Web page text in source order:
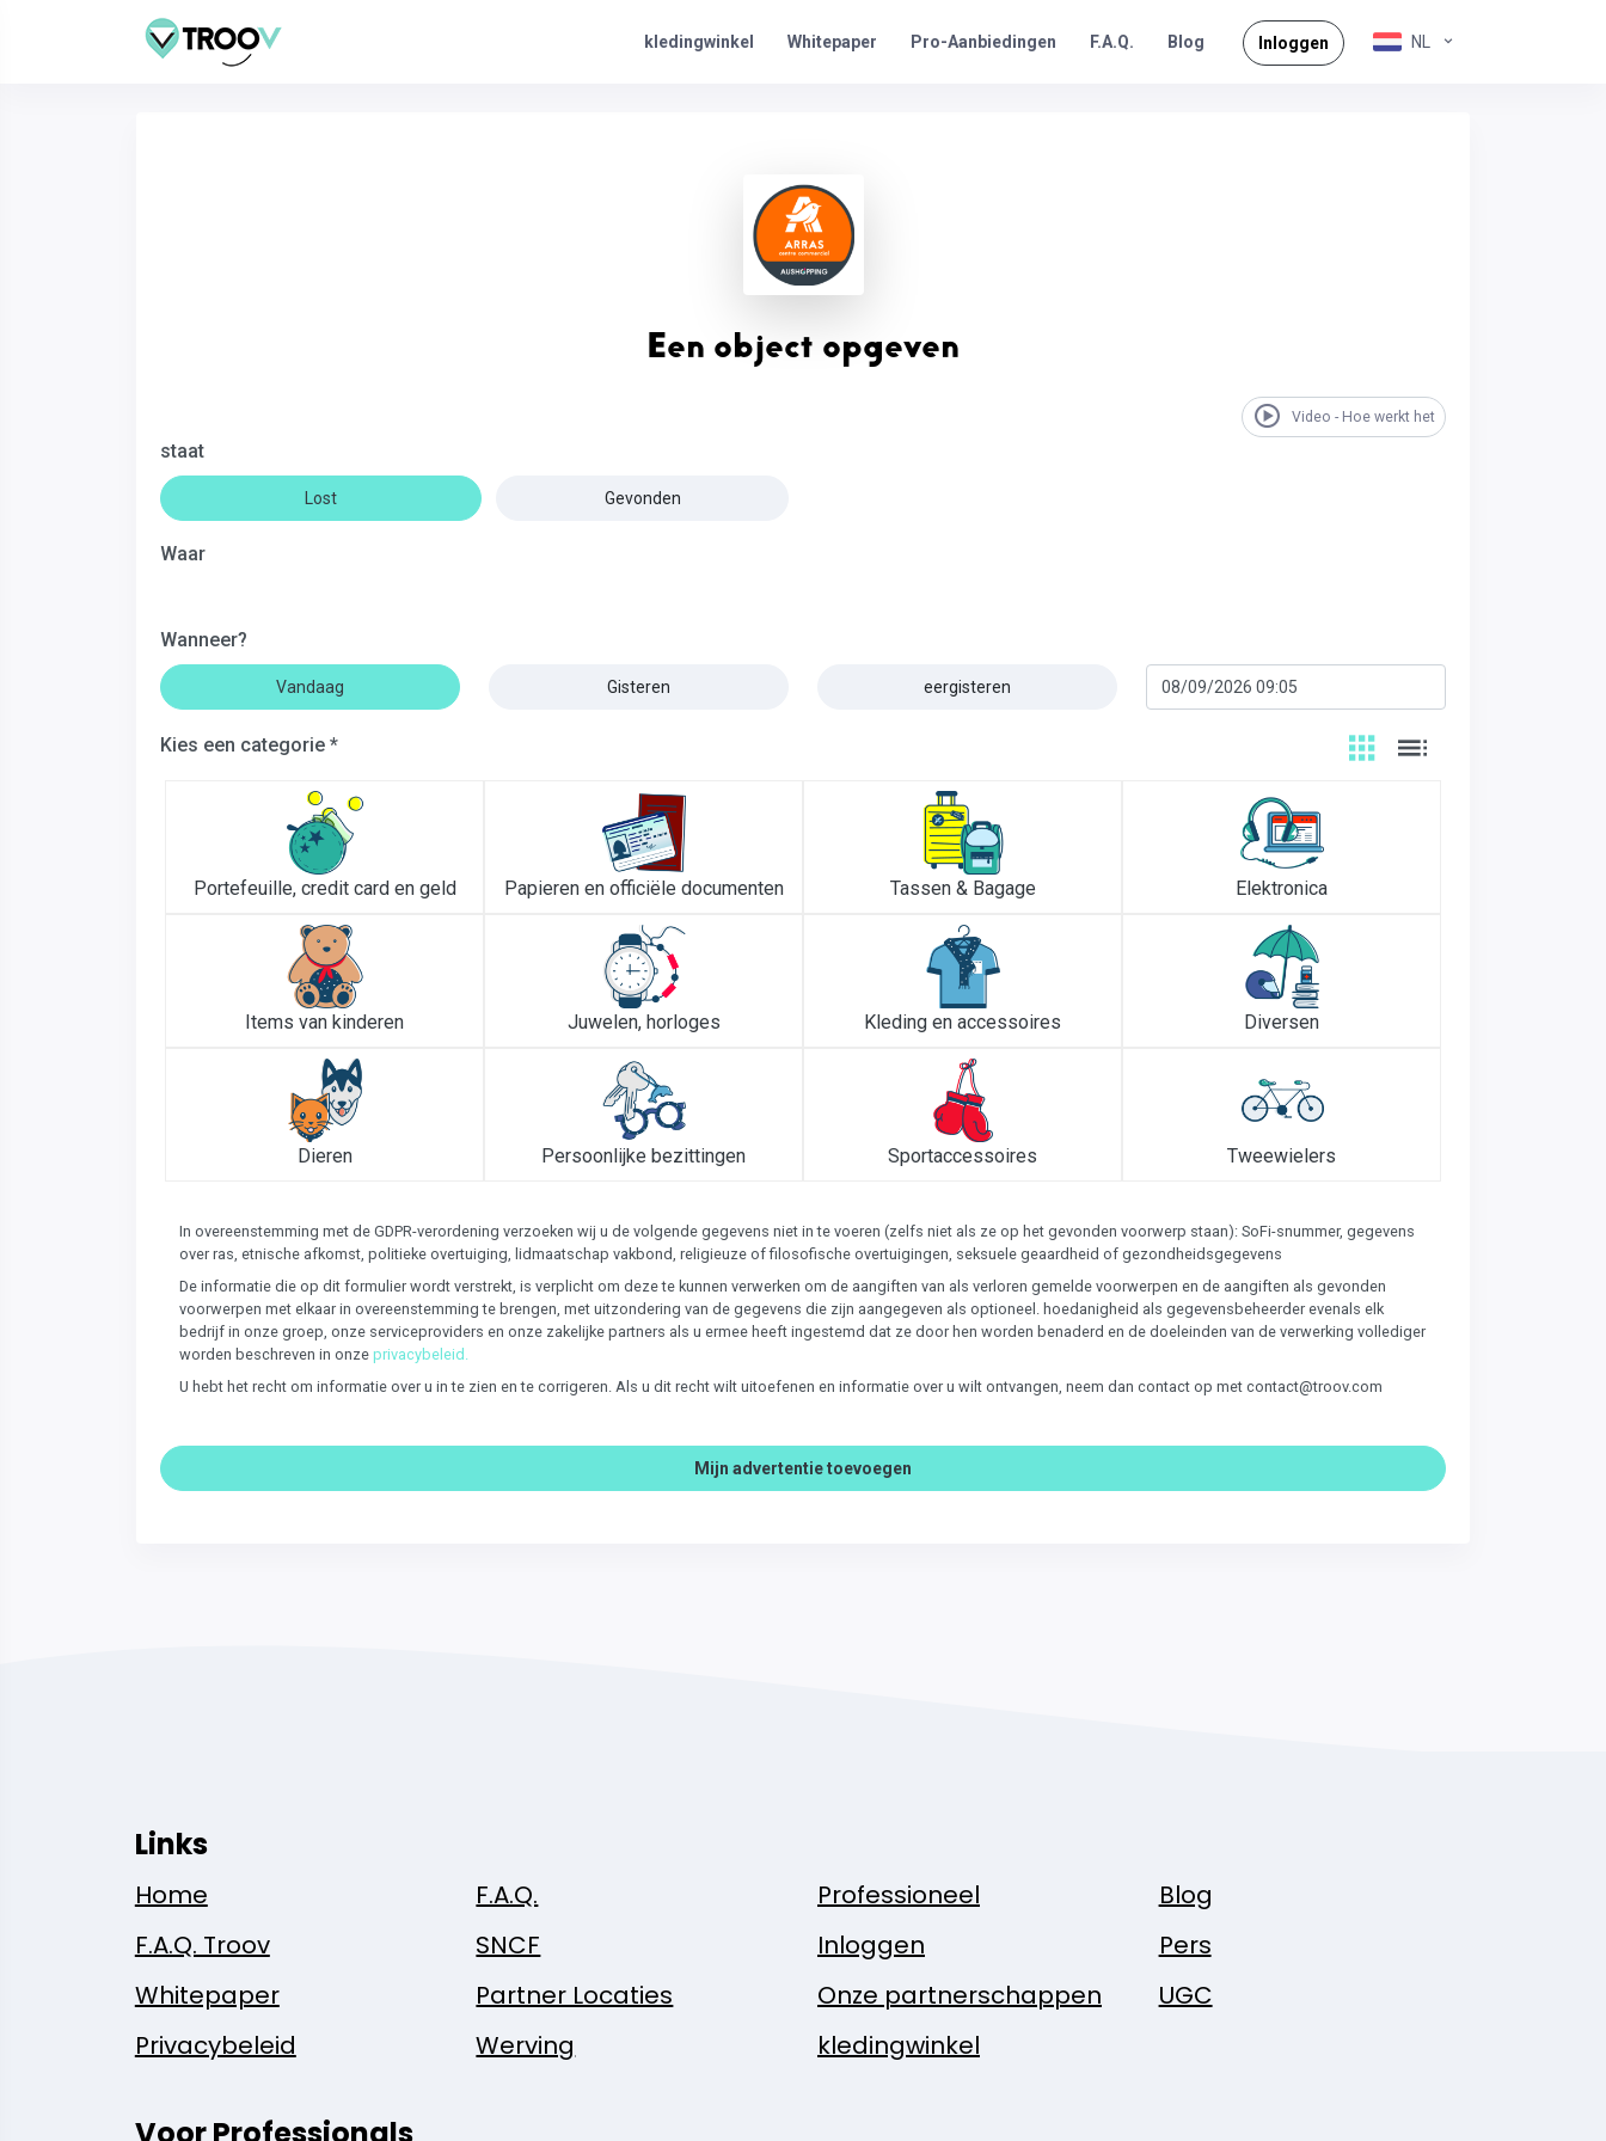
kledingwinkel Whitepaper Pro-Aanbiedingen F.A.Q. Blog Inloggen NL
Een object opgeven
Video - Hoe werkt het
staat
Lost Gevonden
Waar
Wanneer?
Vandaag Gisteren eergisteren
Kies een categorie *
Portefeuille, credit card en geld Papieren en officiële documenten Tassen & Bagage Elektronica
Items van kinderen Juwelen, horloges Kleding en accessoires Diversen
Dieren Persoonlijke bezittingen Sportaccessoires Tweewielers
In overeenstemming met de GDPR-verordening verzoeken wij u de volgende gegevens niet in te voeren (zelfs niet als ze op het gevonden voorwerp staan): SoFi-snummer, gegevens
over ras, etnische afkomst, politieke overtuiging, lidmaatschap vakbond, religieuze of filosofische overtuigingen, seksuele geaardheid of gezondheidsgegevens
De informatie die op dit formulier wordt verstrekt, is verplicht om deze te kunnen verwerken om de aangiften van als verloren gemelde voorwerpen en de aangiften als gevonden
voorwerpen met elkaar in overeenstemming te brengen, met uitzondering van de gegevens die zijn aangegeven als optioneel. hoedanigheid als gegevensbeheerder evenals elk
bedrijf in onze groep, onze serviceproviders en onze zakelijke partners als u ermee heeft ingestemd dat ze door hen worden benaderd en de doeleinden van de verwerking vollediger
worden beschreven in onze privacybeleid.
U hebt het recht om informatie over u in te zien en te corrigeren. Als u dit recht wilt uitoefenen en informatie over u wilt ontvangen, neem dan contact op met contact@troov.com
Mijn advertentie toevoegen
Links
Home F.A.Q. Professioneel
Blog
F.A.Q. Troov
SNCF Inloggen
Pers
Whitepaper
Partner Locaties Onze partnerschappen
UGC
Privacybeleid
Werving kledingwinkel